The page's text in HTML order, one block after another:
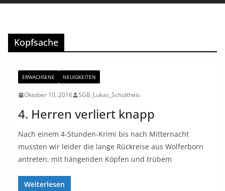
Kopfsache
ERWACHSENE NEUIGKEITEN
Oktober 10, 2016 SGB_Lukas_Schultheis
4. Herren verliert knapp
Nach einem 4-Stunden-Krimi bis nach Mitternacht
mussten wir leider die lange Rückreise aus Wolferborn
antreten, mit hängenden Köpfen und trübem
Weiterlesen